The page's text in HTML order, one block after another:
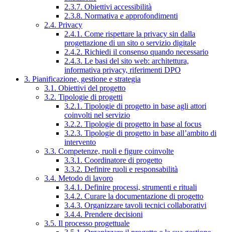
2.3.7. Obiettivi accessibilità
2.3.8. Normativa e approfondimenti
2.4. Privacy
2.4.1. Come rispettare la privacy sin dalla
progettazione di un sito o servizio digitale
2.4.2. Richiedi il consenso quando necessario
2.4.3. Le basi del sito web: architettura,
informativa privacy, riferimenti DPO
3. Pianificazione, gestione e strategia
3.1. Obiettivi del progetto
3.2. Tipologie di progetti
3.2.1. Tipologie di progetto in base agli attori
coinvolti nel servizio
3.2.2. Tipologie di progetto in base al focus
3.2.3. Tipologie di progetto in base all’ambito di
intervento
3.3. Competenze, ruoli e figure coinvolte
3.3.1. Coordinatore di progetto
3.3.2. Definire ruoli e responsabilità
3.4. Metodo di lavoro
3.4.1. Definire processi, strumenti e rituali
3.4.2. Curare la documentazione di progetto
3.4.3. Organizzare tavoli tecnici collaborativi
3.4.4. Prendere decisioni
3.5. Il processo progettuale